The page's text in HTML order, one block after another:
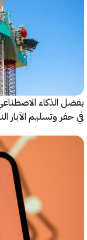
الاصطناعي
وتسليم الآبار النقطية